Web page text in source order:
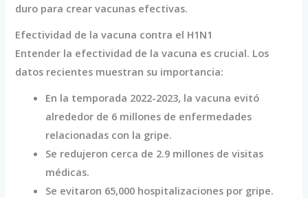
duro para crear vacunas efectivas.
Efectividad de la vacuna contra el H1N1
Entender la efectividad de la vacuna es crucial. Los
datos recientes muestran su importancia:
En la temporada 2022-2023, la vacuna evitó
alrededor de 6 millones de enfermedades
relacionadas con la gripe.
Se redujeron cerca de 2.9 millones de visitas
médicas.
Se evitaron 65,000 hospitalizaciones por gripe.